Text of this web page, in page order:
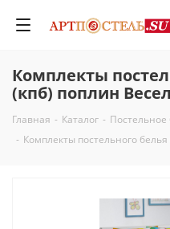
Комплекты
(кпб) поплин
Главная - Каталог - Постельное
- Комплекты постельного